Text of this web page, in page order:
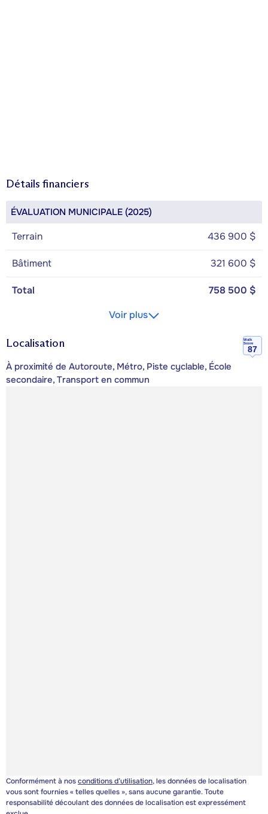
Détails financiers
ÉVALUATION MUNICIPALE (2025)
Terrain 436 900 $
Bâtiment 321 600 $
Total
758 500 $
Voir plus
Localisation
Walk
Score
87
À proximité de Autoroute, Métro, Piste cyclable, École
secondaire, Transport en commun
Conformément à nosconditions d’utilisation, les données de localisation
vous sont fournies « telles quelles », sans aucune garantie. Toute
responsabilité découlant des données de localisation est expressément